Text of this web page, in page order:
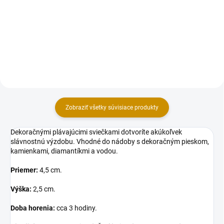
Zobraziť všetky súvisiace produkty
Dekoračnými plávajúcimi sviečkami dotvoríte akúkoľvek
slávnostnú výzdobu. Vhodné do nádoby s dekoračným pieskom,
kamienkami, diamantíkmi a vodou.
Priemer: 4,5 cm.
Výška: 2,5 cm.
Doba horenia: cca 3 hodiny.